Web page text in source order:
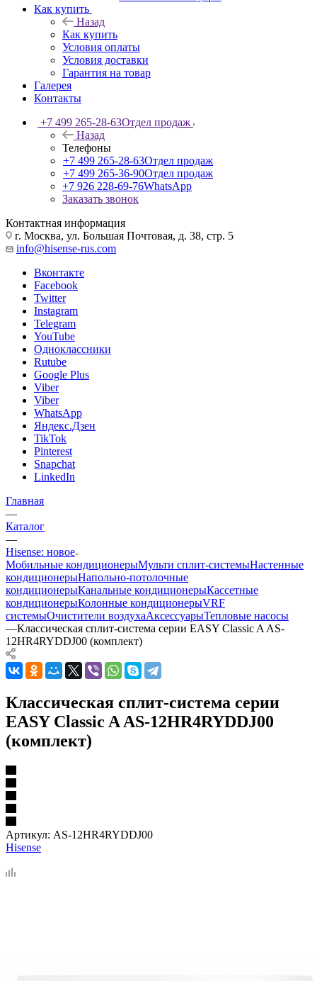
Как купить
Назад
Как купить
Условия оплаты
Условия доставки
Гарантия на товар
Галерея
Контакты
+7 499 265-28-63Отдел продаж
Назад
Телефоны
+7 499 265-28-63Отдел продаж
+7 499 265-36-90Отдел продаж
+7 926 228-69-76WhatsApp
Заказать звонок
Контактная информация
г. Москва, ул. Большая Почтовая, д. 38, стр. 5
info@hisense-rus.com
Вконтакте
Facebook
Twitter
Instagram
Telegram
YouTube
Одноклассники
Rutube
Google Plus
Viber
Viber
WhatsApp
Яндекс.Дзен
TikTok
Pinterest
Snapchat
LinkedIn
Главная
—
Каталог
—
Hisense: новое
Мобильные кондиционерыМульти сплит-системыНастенные
кондиционерыНапольно-потолочные
кондиционерыКанальные кондиционерыКассетные
кондиционерыКолонные кондиционерыVRF
системыОчистители воздухаАксессуарыТепловые насосы
—Классическая сплит-система серии EASY Classic A AS-
12HR4RYDDJ00 (комплект)
Классическая сплит-система серии
EASY Classic A AS-12HR4RYDDJ00
(комплект)
Артикул: AS-12HR4RYDDJ00
Hisense